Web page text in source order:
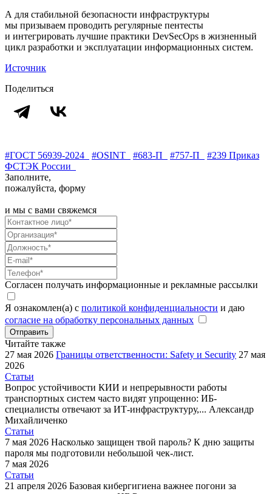
А для стабильной безопасности инфраструктуры
мы призываем проводить регулярные пентесты
и интегрировать лучшие практики DevSecOps в жизненный
цикл разработки и эксплуатации информационных систем.
Источник
Поделиться
#ГОСТ 56939-2024 #OSINT #683-П #757-П
#239 Приказ
ФСТЭК России
Заполните,
пожалуйста, форму
и мы с вами свяжемся
Согласен получать информационные и рекламные рассылки
Я ознакомлен(а) с политикой конфиденциальности и даю
согласие на обработку персональных данных
Отправить
Читайте также
27 мая 2026 Границы ответственности: Safety и Security 27 мая
2026
Статьи
Вопрос устойчивости КИИ и непрерывности работы
транспортных систем часто видят упрощенно: ИБ-
специалисты отвечают за ИТ-инфраструктуру,... Александр
Михайличенко
Статьи
7 мая 2026 Насколько защищен твой пароль? К дню защиты
пароля мы подготовили небольшой чек-лист.
7 мая 2026
Статьи
21 апреля 2026 Базовая кибергигиена важнее погони за